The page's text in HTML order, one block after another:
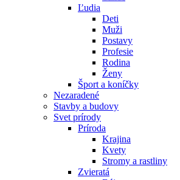
Ľudia
Deti
Muži
Postavy
Profesie
Rodina
Ženy
Šport a koníčky
Nezaradené
Stavby a budovy
Svet prírody
Príroda
Krajina
Kvety
Stromy a rastliny
Zvieratá